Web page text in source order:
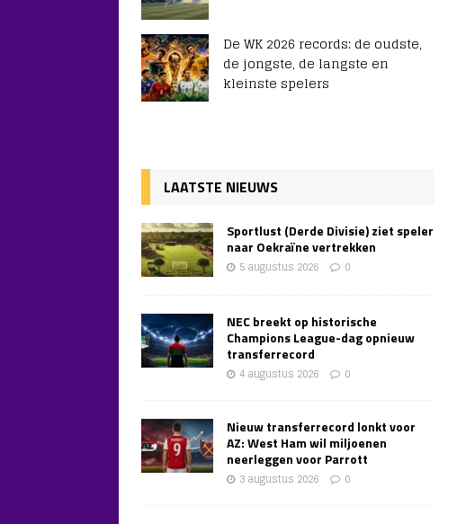
De WK 2026 records: de oudste,
de jongste, de langste en
kleinste spelers
LAATSTE NIEUWS
Sportlust (Derde Divisie) ziet speler
naar Oekraïne vertrekken
5 augustus 2026 0
NEC breekt op historische
Champions League-dag opnieuw
transferrecord
4 augustus 2026 0
Nieuw transferrecord lonkt voor
AZ: West Ham wil miljoenen
neerleggen voor Parrott
3 augustus 2026 0